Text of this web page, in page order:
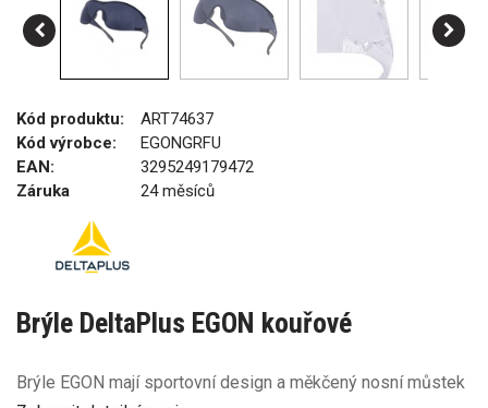
Kód produktu:
ART74637
Kód výrobce:
EGONGRFU
EAN:
3295249179472
Záruka
24 měsíců
Brýle DeltaPlus EGON kouřové
Brýle EGON mají sportovní design a měkčený nosní můstek